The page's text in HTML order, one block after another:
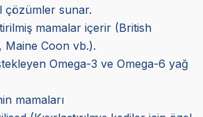
çözümler sunar.
mamalar içerir (British
Maine Coon vb.).
Omega-3 ve Omega-6 yağ
mamaları